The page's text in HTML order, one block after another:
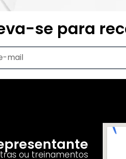
se para
ou treinamentos